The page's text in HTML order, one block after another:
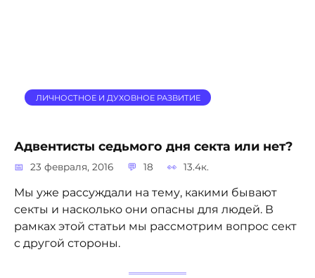
ЛИЧНОСТНОЕ И ДУХОВНОЕ РАЗВИТИЕ
Адвентисты седьмого дня секта или нет?
23 февраля, 2016 18 13.4к.
Мы уже рассуждали на тему, какими бывают
секты и насколько они опасны для людей. В
рамках этой статьи мы рассмотрим вопрос сект
с другой стороны.